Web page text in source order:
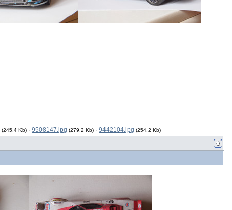
(245.4 Kb) · 9508147.jpg (279.2 Kb) · 9442104.jpg (254.2 Kb)